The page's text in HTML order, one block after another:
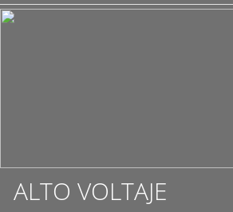
ALTO VOLTAJE